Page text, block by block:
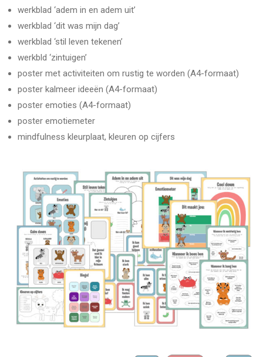
werkblad ‘adem in en adem uit’
werkblad ‘dit was mijn dag’
werkblad ‘stil leven tekenen’
werkbld ‘zintuigen’
poster met activiteiten om rustig te worden (A4-formaat)
poster kalmeer ideeën (A4-formaat)
poster emoties (A4-formaat)
poster emotiemeter
mindfulness kleurplaat, kleuren op cijfers